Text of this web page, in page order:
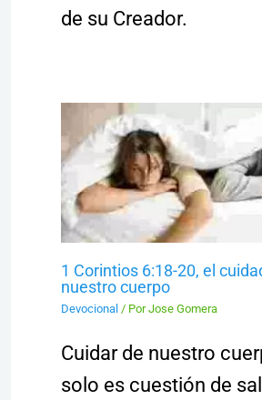
de su Creador.
1 Corintios 6:18-20, el
nuestro cuerpo
Devocional / PorJose Gomera
Cuidar de nuestro
solo es cuestión de